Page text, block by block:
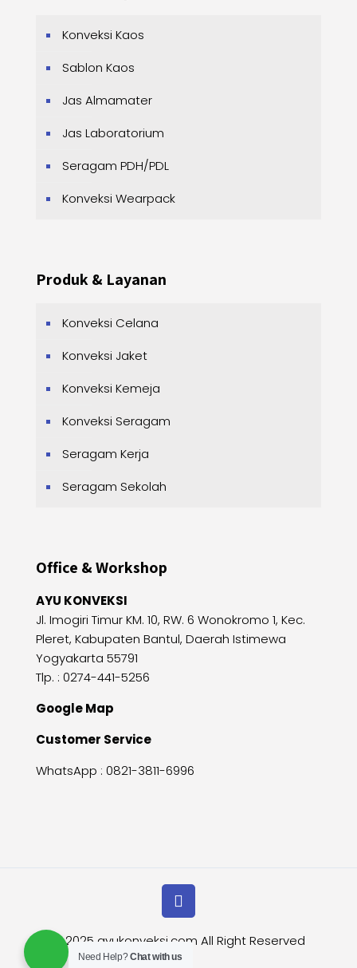
Konveksi Kaos
Sablon Kaos
Jas Almamater
Jas Laboratorium
Seragam PDH/PDL
Konveksi Wearpack
Produk & Layanan
Konveksi Celana
Konveksi Jaket
Konveksi Kemeja
Konveksi Seragam
Seragam Kerja
Seragam Sekolah
Office & Workshop
AYU KONVEKSI
Jl. Imogiri Timur KM. 10, RW. 6 Wonokromo 1, Kec.
Pleret, Kabupaten Bantul, Daerah Istimewa
Yogyakarta 55791
Tlp. : 0274-441-5256
Google Map
Customer Service
WhatsApp : 0821-3811-6996
© 2025 ayukonveksi.com All Right Reserved
Need Help?Chat with us